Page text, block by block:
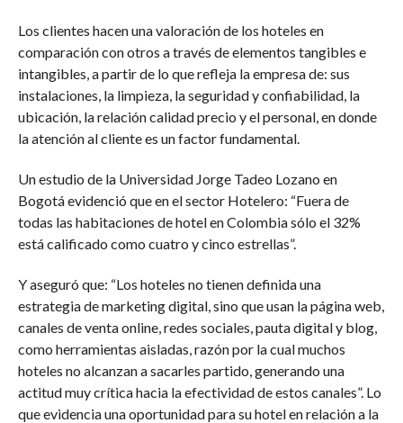
Los clientes hacen una valoración de los hoteles en
comparación con otros a través de elementos tangibles e
intangibles, a partir de lo que refleja la empresa de: sus
instalaciones, la limpieza, la seguridad y confiabilidad, la
ubicación, la relación calidad precio y el personal, en donde
la atención al cliente es un factor fundamental.
Un estudio de la Universidad Jorge Tadeo Lozano en
Bogotá evidenció que en el sector Hotelero: “Fuera de
todas las habitaciones de hotel en Colombia sólo el 32%
está calificado como cuatro y cinco estrellas”.
Y aseguró que: “Los hoteles no tienen definida una
estrategia de marketing digital, sino que usan la página web,
canales de venta online, redes sociales, pauta digital y blog,
como herramientas aisladas, razón por la cual muchos
hoteles no alcanzan a sacarles partido, generando una
actitud muy crítica hacia la efectividad de estos canales”. Lo
que evidencia una oportunidad para su hotel en relación a la